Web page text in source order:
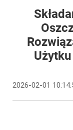
2026-02-01